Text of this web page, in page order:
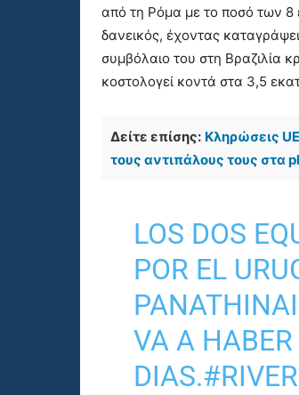
από τη Ρόμα με το ποσό των 8
δανεικός, έχοντας
συμβόλαιο του στη Βραζιλία
κοστολογεί κοντά στα 3,5
Δείτε επίσης: Κληρώσεις
τους αντιπάλους τους στα
LOS DOS
POR EL
VA A
DIAS.#RIVER